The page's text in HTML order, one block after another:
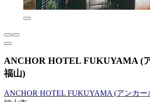
ANCHOR HOTEL FUKUYAMA (
福山)
ANCHOR HOTEL FUKUYAMA (アンカー